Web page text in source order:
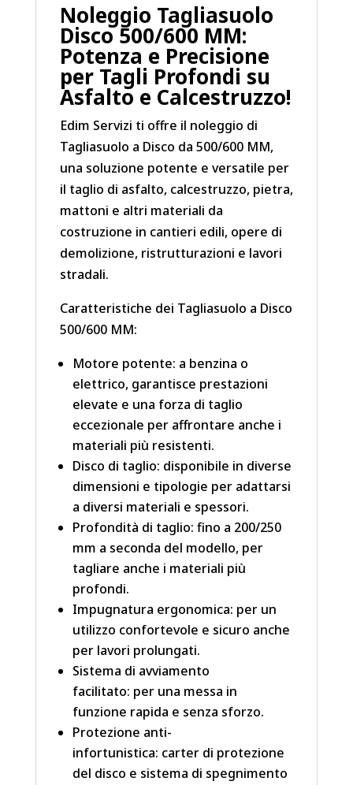
Noleggio Tagliasuolo
Disco 500/600 MM:
Potenza e Precisione
per Tagli Profondi su
Asfalto e Calcestruzzo!
Edim Servizi ti offre il noleggio di
Tagliasuolo a Disco da 500/600 MM,
una soluzione potente e versatile per
il taglio di asfalto, calcestruzzo, pietra,
mattoni e altri materiali da
costruzione in cantieri edili, opere di
demolizione, ristrutturazioni e lavori
stradali.
Caratteristiche dei Tagliasuolo a Disco
500/600 MM:
Motore potente: a benzina o
elettrico, garantisce prestazioni
elevate e una forza di taglio
eccezionale per affrontare anche i
materiali più resistenti.
Disco di taglio: disponibile in diverse
dimensioni e tipologie per adattarsi
a diversi materiali e spessori.
Profondità di taglio: fino a 200/250
mm a seconda del modello, per
tagliare anche i materiali più
profondi.
Impugnatura ergonomica: per un
utilizzo confortevole e sicuro anche
per lavori prolungati.
Sistema di avviamento
facilitato: per una messa in
funzione rapida e senza sforzo.
Protezione anti-
infortunistica: carter di protezione
del disco e sistema di spegnimento